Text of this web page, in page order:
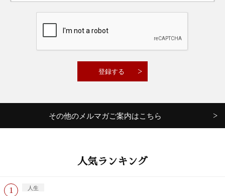
その他のメルマガご案内はこちら
人気ランキング
人生